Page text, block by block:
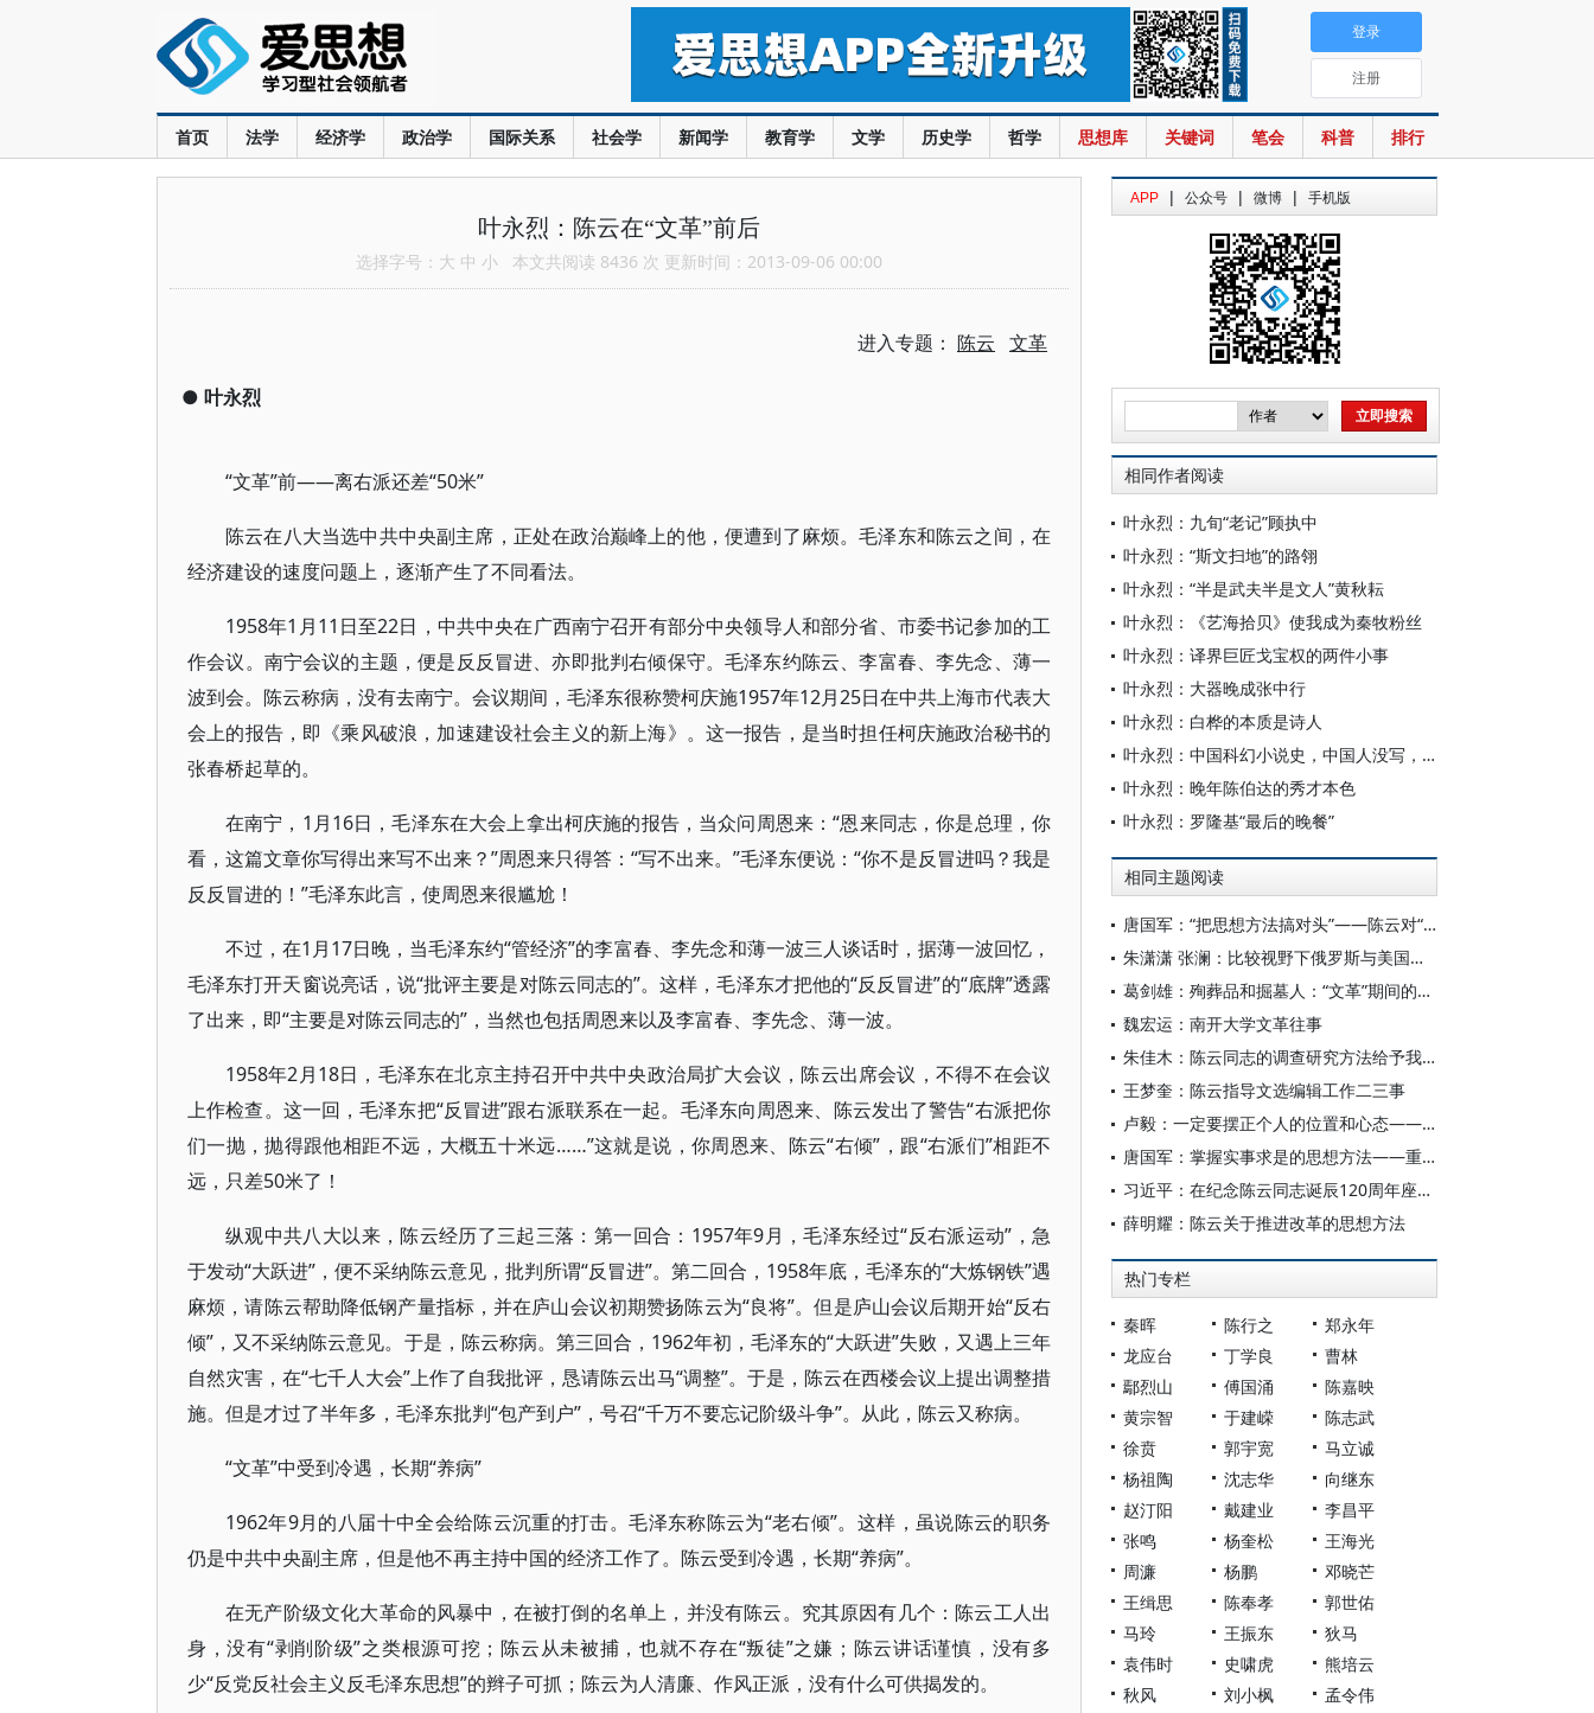
首页 法学 经济学 政治学 国际关系 社会学 新闻学 教育学 文学 历史学 哲学 思想库 关键词 笔会 科普 排行
登录
注册
叶永烈：陈云在“文革”前后
选择字号： 大 中 小 本文共阅读 8436 次 更新时间：2013-09-06 00:00
进入专题： 陈云 文革
● 叶永烈
“文革”前——离右派还差“50米”
陈云在八大当选中共中央副主席，正处在政治巅峰上的他，便遭到了麻烦。毛泽东和陈云之间，在
经济建设的速度问题上，逐渐产生了不同看法。
1958年1月11日至22日，中共中央在广西南宁召开有部分中央领导人和部分省、市委书记参加的工
作会议。南宁会议的主题，便是反反冒进、亦即批判右倾保守。毛泽东约陈云、李富春、李先念、薄一
波到会。陈云称病，没有去南宁。会议期间，毛泽东很称赞柯庆施1957年12月25日在中共上海市代表大
会上的报告，即《乘风破浪，加速建设社会主义的新上海》。这一报告，是当时担任柯庆施政治秘书的
张春桥起草的。
在南宁，1月16日，毛泽东在大会上拿出柯庆施的报告，当众问周恩来：“恩来同志，你是总理，你
看，这篇文章你写得出来写不出来？”周恩来只得答：“写不出来。”毛泽东便说：“你不是反冒进吗？我是
反反冒进的！”毛泽东此言，使周恩来很尴尬！
不过，在1月17日晚，当毛泽东约“管经济”的李富春、李先念和薄一波三人谈话时，据薄一波回忆，
毛泽东打开天窗说亮话，说“批评主要是对陈云同志的”。这样，毛泽东才把他的“反反冒进”的“底牌”透露
了出来，即“主要是对陈云同志的”，当然也包括周恩来以及李富春、李先念、薄一波。
1958年2月18日，毛泽东在北京主持召开中共中央政治局扩大会议，陈云出席会议，不得不在会议
上作检查。这一回，毛泽东把“反冒进”跟右派联系在一起。毛泽东向周恩来、陈云发出了警告“右派把你
们一抛，抛得跟他相距不远，大概五十米远……”这就是说，你周恩来、陈云“右倾”，跟“右派们”相距不
远，只差50米了！
纵观中共八大以来，陈云经历了三起三落：第一回合：1957年9月，毛泽东经过“反右派运动”，急
于发动“大跃进”，便不采纳陈云意见，批判所谓“反冒进”。第二回合，1958年底，毛泽东的“大炼钢铁”遇
麻烦，请陈云帮助降低钢产量指标，并在庐山会议初期赞扬陈云为“良将”。但是庐山会议后期开始“反右
倾”，又不采纳陈云意见。于是，陈云称病。第三回合，1962年初，毛泽东的“大跃进”失败，又遇上三年
自然灾害，在“七千人大会”上作了自我批评，恳请陈云出马“调整”。于是，陈云在西楼会议上提出调整措
施。但是才过了半年多，毛泽东批判“包产到户”，号召“千万不要忘记阶级斗争”。从此，陈云又称病。
“文革”中受到冷遇，长期“养病”
1962年9月的八届十中全会给陈云沉重的打击。毛泽东称陈云为“老右倾”。这样，虽说陈云的职务
仍是中共中央副主席，但是他不再主持中国的经济工作了。陈云受到冷遇，长期“养病”。
在无产阶级文化大革命的风暴中，在被打倒的名单上，并没有陈云。究其原因有几个：陈云工人出
身，没有“剥削阶级”之类根源可挖；陈云从未被捕，也就不存在“叛徒”之嫌；陈云讲话谨慎，没有多
少“反党反社会主义反毛泽东思想”的辫子可抓；陈云为人清廉、作风正派，没有什么可供揭发的。
APP | 公众号 | 微博 | 手机版
相同作者阅读
叶永烈：九旬“老记”顾执中
叶永烈：“斯文扫地”的路翎
叶永烈：“半是武夫半是文人”黄秋耘
叶永烈：《艺海拾贝》使我成为秦牧粉丝
叶永烈：译界巨匠戈宝权的两件小事
叶永烈：大器晚成张中行
叶永烈：白桦的本质是诗人
叶永烈：中国科幻小说史，中国人没写，日本人先写出来了
叶永烈：晚年陈伯达的秀才本色
叶永烈：罗隆基“最后的晚餐”
相同主题阅读
唐国军：“把思想方法搞对头”——陈云对“怎样才能少犯错误”的思考
朱潇潇 张澜：比较视野下俄罗斯与美国学界的陈云经济思想研究评析
葛剑雄：殉葬品和掘墓人：“文革”期间的中学教师
魏宏运：南开大学文革往事
朱佳木：陈云同志的调查研究方法给予我们的启示
王梦奎：陈云指导文选编辑工作二三事
卢毅：一定要摆正个人的位置和心态——重温陈云《要讲真理，不要讲面子》
唐国军：掌握实事求是的思想方法——重温陈云《怎样才能少犯错误》
习近平：在纪念陈云同志诞辰120周年座谈会上的讲话
薛明耀：陈云关于推进改革的思想方法
热门专栏
秦晖 陈行之
郑永年
龙应台
丁学良
曹林
鄢烈山
傅国涌
陈嘉映
黄宗智
于建嵘
陈志武
徐贲
郭宇宽
马立诚
杨祖陶
沈志华
向继东
赵汀阳
戴建业
李昌平
张鸣
杨奎松
王海光
周濂
杨鹏
邓晓芒
王缉思
陈奉孝
郭世佑
马玲
王振东
狄马
袁伟时
史啸虎
熊培云
秋风
刘小枫
孟令伟